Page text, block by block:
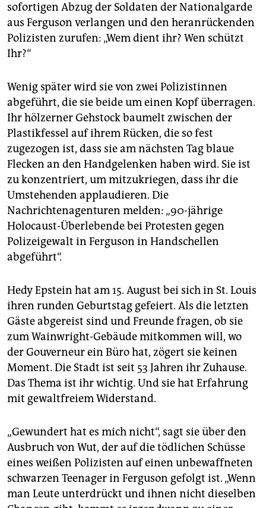
sofortigen Abzug der Soldaten der Nationalgarde
aus Ferguson verlangen und den heranrückenden
Polizisten zurufen: „Wem dient ihr? Wen schützt
Ihr?“
Wenig später wird sie von zwei Polizistinnen
abgeführt, die sie beide um einen Kopf überragen.
Ihr hölzerner Gehstock baumelt zwischen der
Plastikfessel auf ihrem Rücken, die so fest
zugezogen ist, dass sie am nächsten Tag blaue
Flecken an den Handgelenken haben wird. Sie ist
zu konzentriert, um mitzukriegen, dass ihr die
Umstehenden applaudieren. Die
Nachrichtenagenturen melden: „90-jährige
Holocaust-Überlebende bei Protesten gegen
Polizeigewalt in Ferguson in Handschellen
abgeführt“.
Hedy Epstein hat am 15. August bei sich in St. Louis
ihren runden Geburtstag gefeiert. Als die letzten
Gäste abgereist sind und Freunde fragen, ob sie
zum Wainwright-Gebäude mitkommen will, wo
der Gouverneur ein Büro hat, zögert sie keinen
Moment. Die Stadt ist seit 53 Jahren ihr Zuhause.
Das Thema ist ihr wichtig. Und sie hat Erfahrung
mit gewaltfreiem Widerstand.
„Gewundert hat es mich nicht“, sagt sie über den
Ausbruch von Wut, der auf die tödlichen Schüsse
eines weißen Polizisten auf einen unbewaffneten
schwarzen Teenager in Ferguson gefolgt ist. „Wenn
man Leute unterdrückt und ihnen nicht dieselben